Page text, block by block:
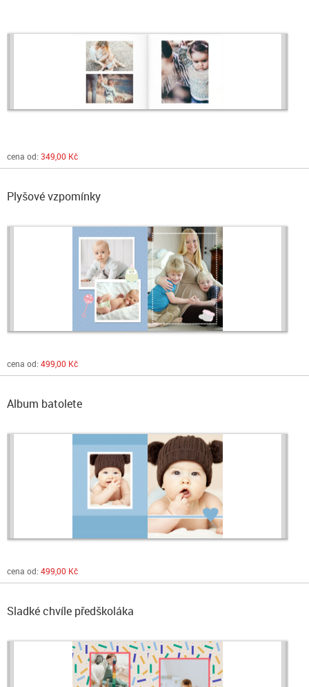
cena od: 349,00 Kč
Plyšové vzpomínky
cena od: 499,00 Kč
Album batolete
cena od: 499,00 Kč
Sladké chvíle předškoláka